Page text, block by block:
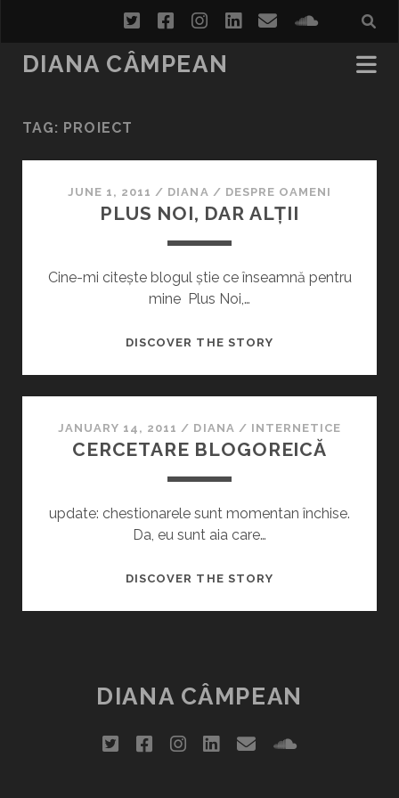
twitterfacebookinstagram
linkedin
email
DIANA CÂMPEAN
TAG: PROIECT
JUNE 1, 2011 / DIANA / DESPRE OAMENI
PLUS NOI, DAR ALȚII
Cine-mi citește blogul știe ce înseamnă pentru
mine Plus Noi,…
DISCOVER THE STORYPLUS
JANUARY 14, 2011 / DIANA / INTERNETICE
CERCETARE BLOGOREICĂ
update: chestionarele sunt momentan închise.
Da, eu sunt aia care…
DISCOVER THE STORYCERCETARE
DIANA CÂMPEAN
twitterfacebookinstagram
linkedin
emailsoundcloud